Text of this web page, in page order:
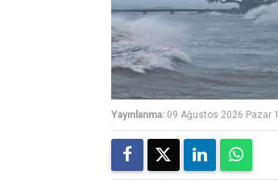
Yayınlanma: 09 Ağustos 2026 Pazar